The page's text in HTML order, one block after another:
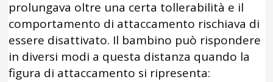
prolungava oltre una certa tollerabilità e il
comportamento di attaccamento rischiava di
essere disattivato. Il bambino può rispondere
in diversi modi a questa distanza quando la
figura di attaccamento si ripresenta: